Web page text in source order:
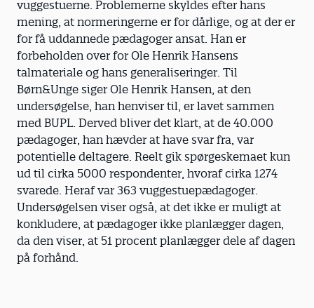
vuggestuerne. Problemerne skyldes efter hans
mening, at normeringerne er for dårlige, og at der er
for få uddannede pædagoger ansat. Han er
forbeholden over for Ole Henrik Hansens
talmateriale og hans generaliseringer. Til
Børn&Unge siger Ole Henrik Hansen, at den
undersøgelse, han henviser til, er lavet sammen
med BUPL. Derved bliver det klart, at de 40.000
pædagoger, han hævder at have svar fra, var
potentielle deltagere. Reelt gik spørgeskemaet kun
ud til cirka 5000 respondenter, hvoraf cirka 1274
svarede. Heraf var 363 vuggestuepædagoger.
Undersøgelsen viser også, at det ikke er muligt at
konkludere, at pædagoger ikke planlægger dagen,
da den viser, at 51 procent planlægger dele af dagen
på forhånd.